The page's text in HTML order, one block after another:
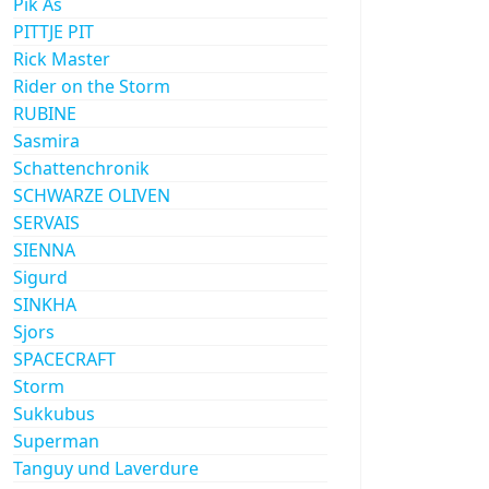
PITTJE PIT
Rick Master
Rider on the Storm
RUBINE
Sasmira
Schattenchronik
SCHWARZE OLIVEN
SERVAIS
SIENNA
Sigurd
SINKHA
Sjors
SPACECRAFT
Storm
Sukkubus
Superman
Tanguy und Laverdure